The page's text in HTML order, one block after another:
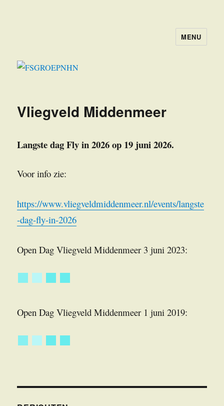
MENU
Vliegveld Middenmeer
Langste dag Fly in 2026 op 19 juni 2026.
Voor info zie:
https://www.vliegveldmiddenmeer.nl/events/langste
-dag-fly-in-2026
Open Dag Vliegveld Middenmeer 3 juni 2023:
Open Dag Vliegveld Middenmeer 1 juni 2019: